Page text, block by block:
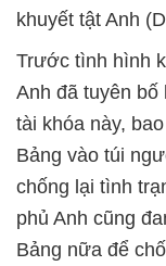
khuyết tật Anh
Trước tình hình
Anh đã tuyên bố
tài khóa này,
Bảng vào túi
chống lại tình
phủ Anh cũng
Bảng nữa để